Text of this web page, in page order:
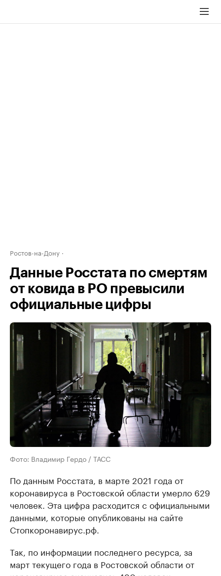
Ростов-на-Дону
Данные Росстата по смертям
от ковида в РО превысили
официальные цифры
Фото: Владимир Гердо / ТАСС
По данным Росстата, в марте 2021 года от
коронавируса в Ростовской области умерло 629
человек. Эта цифра расходится с официальными
данными, которые опубликованы на сайте
Стопкоронавирус.рф.
Так, по информации последнего ресурса, за
март текущего года в Ростовской области от